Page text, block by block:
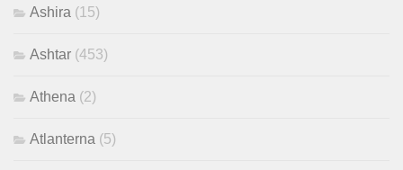
Ashira (15)
Ashtar (453)
Athena (2)
Atlanterna (5)